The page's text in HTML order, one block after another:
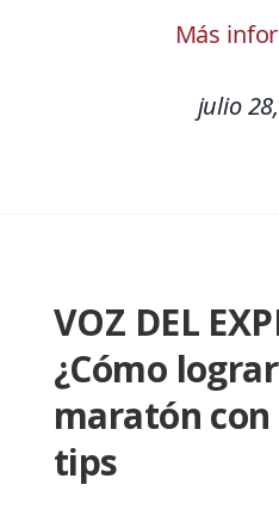
Más
julio
VOZ DEL
¿Cómo
maratón
tips